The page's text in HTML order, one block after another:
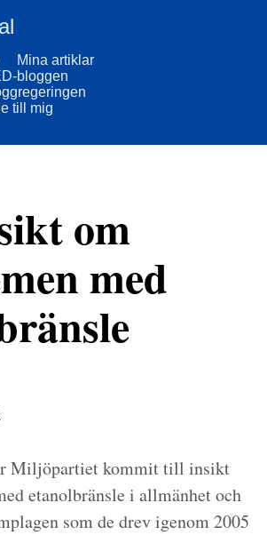
Mina artiklar
bloggen
till mig
om
med
Miljöpartiet kommit till insikt
etanolbränsle i allmänhet och
som de drev igenom 2005